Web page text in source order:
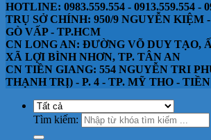
HOTLINE: 0983.559.554 - 0913.559.554 -
TRỤ SỞ CHÍNH: 950/9 NGUYỄN KIỆM
GÒ VẤP - TP.HCM
CN LONG AN: ĐƯỜNG VÕ DUY TẠO,
XÃ LỢI BÌNH NHƠN, TP. TÂN AN
CN TIỀN GIANG: 554 NGUYỄN TRI
THẠNH TRỊ) - P. 4 - TP. MỸ THO -
Tìm kiếm: